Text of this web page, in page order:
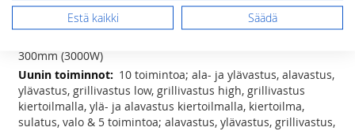
Lisätietoja(lxsxk) 90 x 60 x 85(-90) cm
5 induktio keittoaluetta - 2 x ø 170mm
300mm (3000W)
10 toimintoa; ala- ja ylävastus, alavastus,
ylävastus, grillivastus low, grillivastus high, grillivastus
kiertoilmalla, ylä- ja alavastus kiertoilmalla, kiertoilma,
sulatus, valo & 5 toimintoa; alavastus, ylävastus, grillivastus,
Estä kaikki Säädä